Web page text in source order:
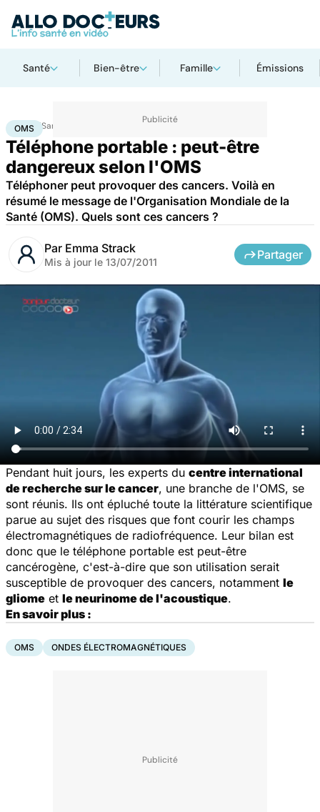
Santé Bien-être Famille Émissions
AccueilSanté Maladies neurologiques
OMS
Téléphone portable : peut-être
dangereux selon l'OMS
Téléphoner peut provoquer des cancers. Voilà en
résumé le message de l'Organisation Mondiale de la
Santé (OMS). Quels sont ces cancers ?
Par Emma Strack
Mis à jour le 13/07/2011
Partager
Pendant huit jours, les experts du centre international
de recherche sur le cancer, une branche de l'OMS, se
sont réunis. Ils ont épluché toute la littérature scientifique
parue au sujet des risques que font courir les champs
électromagnétiques de radiofréquence. Leur bilan est
donc que le téléphone portable est peut-être
cancérogène, c'est-à-dire que son utilisation serait
susceptible de provoquer des cancers, notamment le
gliome et le neurinome de l'acoustique.
En savoir plus :
OMS ONDES ÉLECTROMAGNÉTIQUES